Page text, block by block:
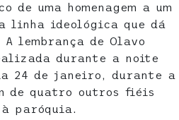
uma homenagem a um
linha ideológica que dá
lembrança de Olavo
durante a noite
24 de janeiro, durante a
de quatro outros fiéis
paróquia.